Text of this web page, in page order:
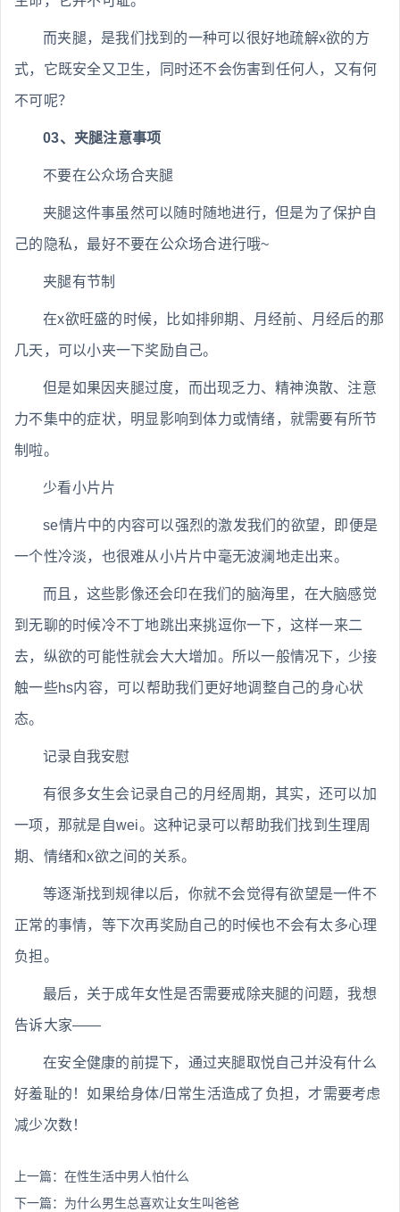
而夹腿，是我们找到的一种可以很好地疏解x欲的方
式，它既安全又卫生，同时还不会伤害到任何人，又有何
不可呢？
03、夹腿注意事项
不要在公众场合夹腿
夹腿这件事虽然可以随时随地进行，但是为了保护自
己的隐私，最好不要在公众场合进行哦~
夹腿有节制
在x欲旺盛的时候，比如排卵期、月经前、月经后的那
几天，可以小夹一下奖励自己。
但是如果因夹腿过度，而出现乏力、精神涣散、注意
力不集中的症状，明显影响到体力或情绪，就需要有所节
制啦。
少看小片片
se情片中的内容可以强烈的激发我们的欲望，即便是
一个性冷淡，也很难从小片片中毫无波澜地走出来。
而且，这些影像还会印在我们的脑海里，在大脑感觉
到无聊的时候冷不丁地跳出来挑逗你一下，这样一来二
去，纵欲的可能性就会大大增加。所以一般情况下，少接
触一些hs内容，可以帮助我们更好地调整自己的身心状
态。
记录自我安慰
有很多女生会记录自己的月经周期，其实，还可以加
一项，那就是自wei。这种记录可以帮助我们找到生理周
期、情绪和x欲之间的关系。
等逐渐找到规律以后，你就不会觉得有欲望是一件不
正常的事情，等下次再奖励自己的时候也不会有太多心理
负担。
最后，关于成年女性是否需要戒除夹腿的问题，我想
告诉大家——
在安全健康的前提下，通过夹腿取悦自己并没有什么
好羞耻的！如果给身体/日常生活造成了负担，才需要考虑
减少次数！
上一篇： 在性生活中男人怕什么
下一篇： 为什么男生总喜欢让女生叫爸爸